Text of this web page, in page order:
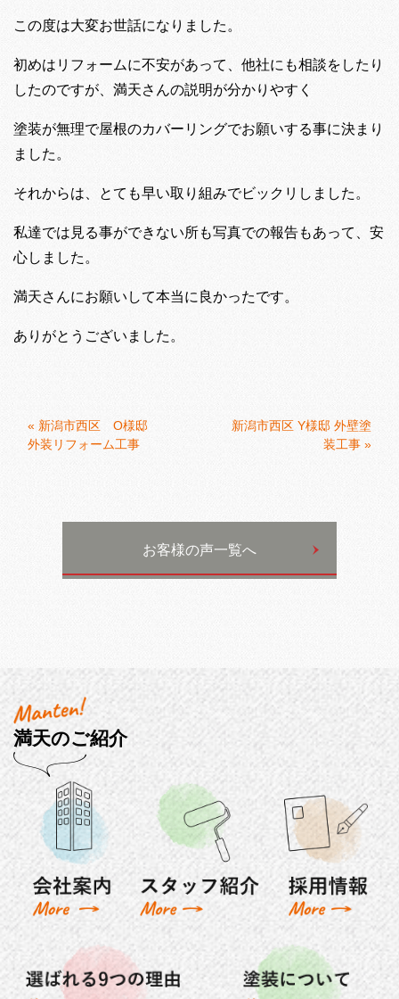
この度は大変お世話になりました。
初めはリフォームに不安があって、他社にも相談をしたり
したのですが、満天さんの説明が分かりやすく
塗装が無理で屋根のカバーリングでお願いする事に決まり
ました。
それからは、とても早い取り組みでビックリしました。
私達では見る事ができない所も写真での報告もあって、安
心しました。
満天さんにお願いして本当に良かったです。
ありがとうございました。
« 新潟市西区 O様邸
外装リフォーム工事
新潟市西区 Y様邸 外壁塗
装工事 »
お客様の声一覧へ
満天のご紹介